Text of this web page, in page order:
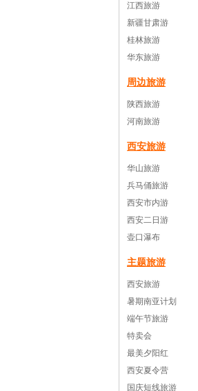
江西旅游
新疆甘肃游
桂林旅游
华东旅游
周边旅游
陕西旅游
河南旅游
西安旅游
华山旅游
兵马俑旅游
西安市内游
西安二日游
壶口瀑布
主题旅游
西安旅游
暑期南亚计划
端午节旅游
特卖会
最美夕阳红
西安夏令营
国庆短线旅游